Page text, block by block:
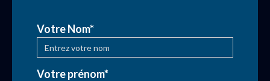
Votre Nom*
Votre prénom*